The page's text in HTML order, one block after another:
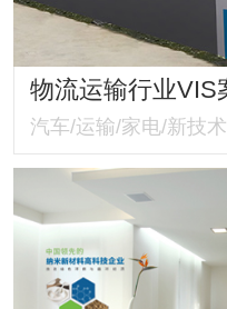
汽车/运输/家电/新技术